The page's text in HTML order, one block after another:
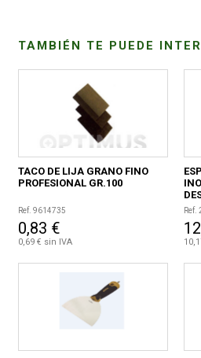
TAMBIÉN TE PUEDE
TACO DE LIJA GRANO FINO
PROFESIONAL GR.100
Ref. 9614735
0,83 €
0,69 € sin IVA
Ref.